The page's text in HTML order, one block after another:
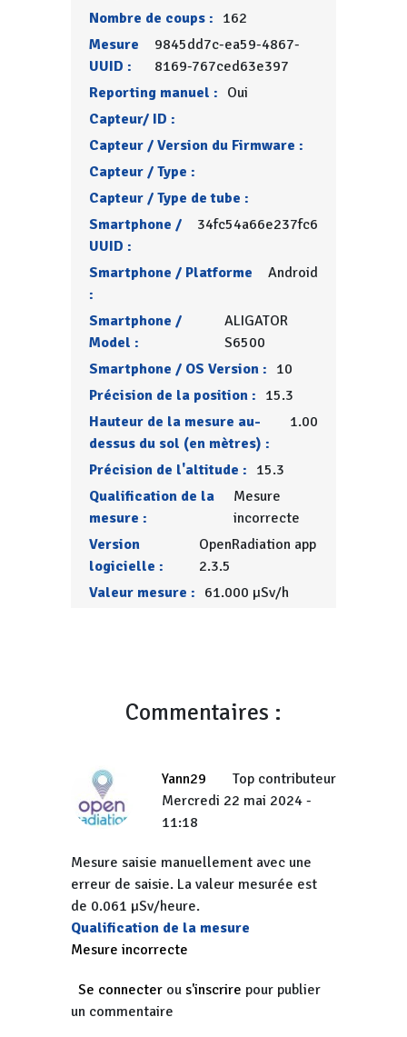
Nombre de coups : 162
Mesure
UUID :
9845dd7c-ea59-4867-
8169-767ced63e397
Reporting manuel : Oui
Capteur/ ID :
Capteur / Version du Firmware :
Capteur / Type :
Capteur / Type de tube :
Smartphone /
UUID :
34fc54a66e237fc6
Smartphone / Platforme
:
Android
Smartphone /
Model :
ALIGATOR
S6500
Smartphone / OS Version : 10
Précision de la position : 15.3
Hauteur de la mesure au-
dessus du sol (en mètres) :
1.00
Précision de l'altitude : 15.3
Qualification de la
mesure :
Mesure
incorrecte
Version
logicielle :
OpenRadiation app
2.3.5
Valeur mesure : 61.000 µSv/h
Commentaires :
Yann29
Top contributeur
Mercredi 22 mai 2024 -
11:18
Mesure saisie manuellement avec une
erreur de saisie. La valeur mesurée est
de 0.061 µSv/heure.
Qualification de la mesure
Mesure incorrecte
Se connecter ou s'inscrire pour publier
un commentaire